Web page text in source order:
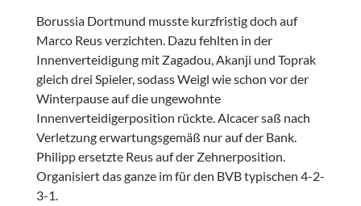
Borussia Dortmund musste kurzfristig doch auf
Marco Reus verzichten. Dazu fehlten in der
Innenverteidigung mit Zagadou, Akanji und Toprak
gleich drei Spieler, sodass Weigl wie schon vor der
Winterpause auf die ungewohnte
Innenverteidigerposition rückte. Alcacer saß nach
Verletzung erwartungsgemäß nur auf der Bank.
Philipp ersetzte Reus auf der Zehnerposition.
Organisiert das ganze im für den BVB typischen 4-2-
3-1.